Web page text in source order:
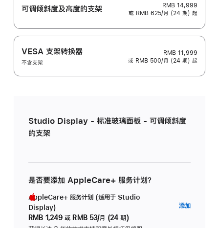
可调倾斜度及高‍度的支‍架
RMB 14,999
或 RMB 625/月 (24 期) 起
VESA 支架转换器
不含支架
RMB 11,999
或 RMB 500/月 (24 期) 起
Studio Display - 标准玻璃面板 - 可调倾斜度
的支架
是否要添加 AppleCare+ 服务计划？
AppleCare+ 服务计划 (适用于 Studio
Display)
RMB 1,249 或 RMB 53/月 (24 期)
添加